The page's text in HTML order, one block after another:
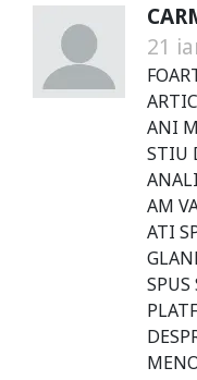
21
ANI
STIU
AM
ATI